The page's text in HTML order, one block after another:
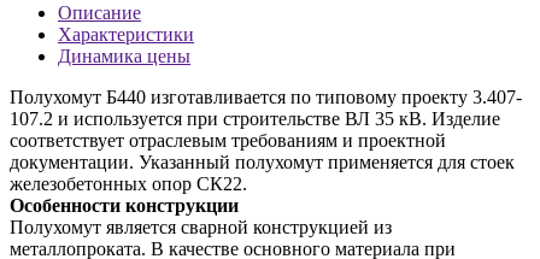
Описание
Характеристики
Динамика цены
Полухомут Б440 изготавливается по типовому проекту 3.407-
107.2 и используется при строительстве ВЛ 35 кВ. Изделие
соответствует отраслевым требованиям и проектной
документации. Указанный полухомут применяется для стоек
железобетонных опор СК22.
Особенности конструкции
Полухомут является сварной конструкцией из
металлопроката. В качестве основного материала при